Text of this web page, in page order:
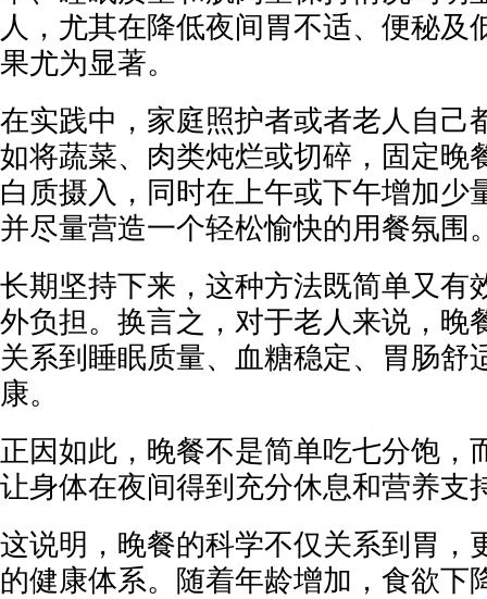
人，尤其在降低夜间胃不适、便秘及
果尤为显著。
在实践中，家庭照护者或者老人自己
如将蔬菜、肉类炖烂或切碎，固定晚
白质摄入，同时在上午或下午增加少
并尽量营造一个轻松愉快的用餐氛围
长期坚持下来，这种方法既简单又有
外负担。换言之，对于老人来说，晚
关系到睡眠质量、血糖稳定、胃肠舒
康。
正因如此，晚餐不是简单吃七分饱，
让身体在夜间得到充分休息和营养支
这说明，晚餐的科学不仅关系到胃，
的健康体系。随着年龄增加，食欲下